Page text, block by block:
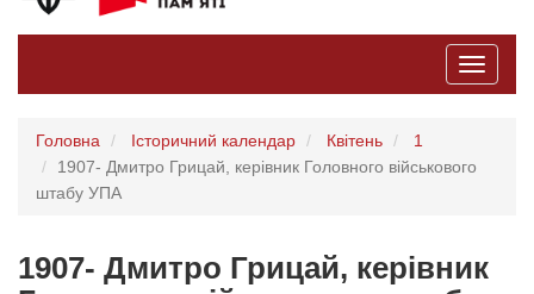
Toggle
Головна Історичний календар Квітень
1
1907- Дмитро Грицай, керівник Головного військового
штабу УПА
1907- Дмитро Грицай, керівник